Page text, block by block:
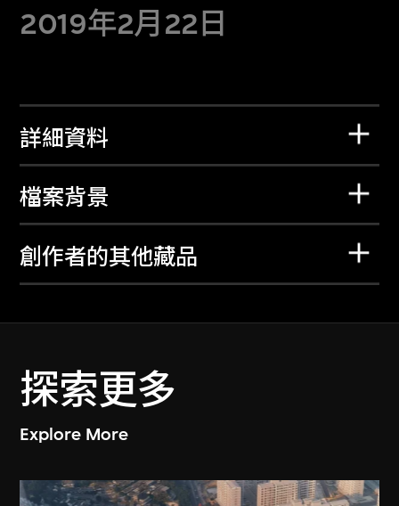
2019年2月22日
詳細資料
檔案背景
創作者的其他藏品
探索更多
Explore More